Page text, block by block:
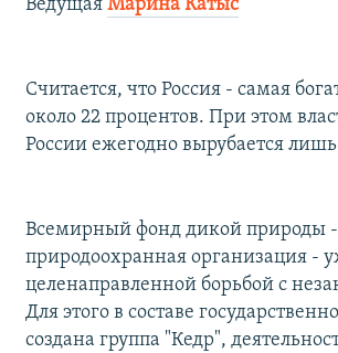
ВедущаяМарина Катыс
Считается, что Россия - самая
около 22 процентов. При этом
России ежегодно вырубается
Всемирный фонд дикой природы
природоохранная организация -
целенаправленной борьбой с
Для этого в составе
создана группа "Кедр",